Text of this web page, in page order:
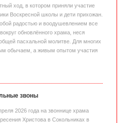
ход, в котором приняли участие
Воскресной школы и дети прихожан.
радостью и воодушевлением все
обновлённого храма, неся
пасхальной молитве. Для многих
обычаем, а живым опытом участия
звоны
2026 года на звоннице храма
Христова в Сокольниках в